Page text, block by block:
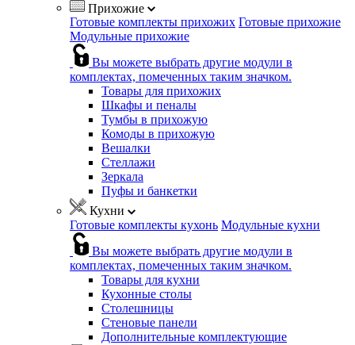
Прихожие
Готовые комплекты прихожих Готовые прихожие
Модульные прихожие
Вы можете выбрать другие модули в
комплектах, помеченных таким значком.
Товары для прихожих
Шкафы и пеналы
Тумбы в прихожую
Комоды в прихожую
Вешалки
Стеллажи
Зеркала
Пуфы и банкетки
Кухни
Готовые комплекты кухонь Модульные кухни
Вы можете выбрать другие модули в
комплектах, помеченных таким значком.
Товары для кухни
Кухонные столы
Столешницы
Стеновые панели
Дополнительные комплектующие